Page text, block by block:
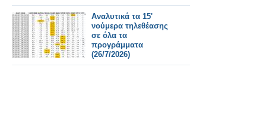
Αναλυτικά τα 15'
νούμερα τηλεθέασης
σε όλα τα
προγράμματα
(26/7/2026)